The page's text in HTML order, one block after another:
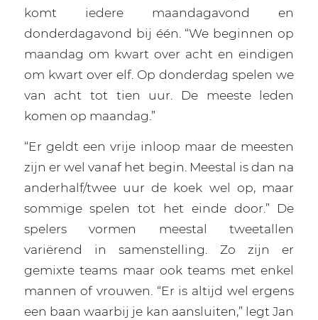
komt iedere maandagavond en
donderdagavond bij één. “We beginnen op
maandag om kwart over acht en eindigen
om kwart over elf. Op donderdag spelen we
van acht tot tien uur. De meeste leden
komen op maandag.”
“Er geldt een vrije inloop maar de meesten
zijn er wel vanaf het begin. Meestal is dan na
anderhalf/twee uur de koek wel op, maar
sommige spelen tot het einde door.” De
spelers vormen meestal tweetallen
variërend in samenstelling. Zo zijn er
gemixte teams maar ook teams met enkel
mannen of vrouwen. “Er is altijd wel ergens
een baan waarbij je kan aansluiten,” legt Jan